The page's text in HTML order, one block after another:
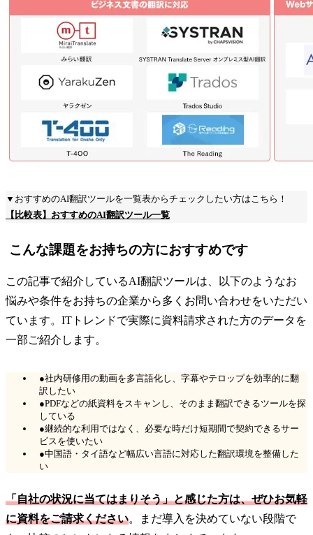
▼おすすめのAI翻訳ツールを一覧表からチェックしたい方はこちら！
【比較表】おすすめのAI翻訳ツール一覧
こんな課題をお持ちの方におすすめです
この記事で紹介しているAI翻訳ツールは、以下のようなお
悩みや条件をお持ちの企業から多くお問い合わせをいただい
ています。ITトレンドで実際に資料請求された方のデータを
一部ご紹介します。
●社内研修用の動画を多言語化し、字幕やテロップを効率的に翻
訳したい
●PDFなどの紙資料をスキャンし、そのまま翻訳できるツールを探
している
●継続的な利用ではなく、必要な時だけ短期間で契約できるサー
ビスを使いたい
●中国語・タイ語など幅広い言語に対応した翻訳環境を整備した
い
「自社の状況に当てはまりそう」と感じた方は、ぜひお気軽
に資料をご請求ください。まだ導入を決めていない段階で